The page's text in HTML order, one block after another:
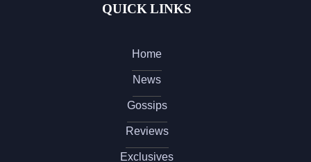
QUICK LINKS
Home
News
Gossips
Reviews
Exclusives